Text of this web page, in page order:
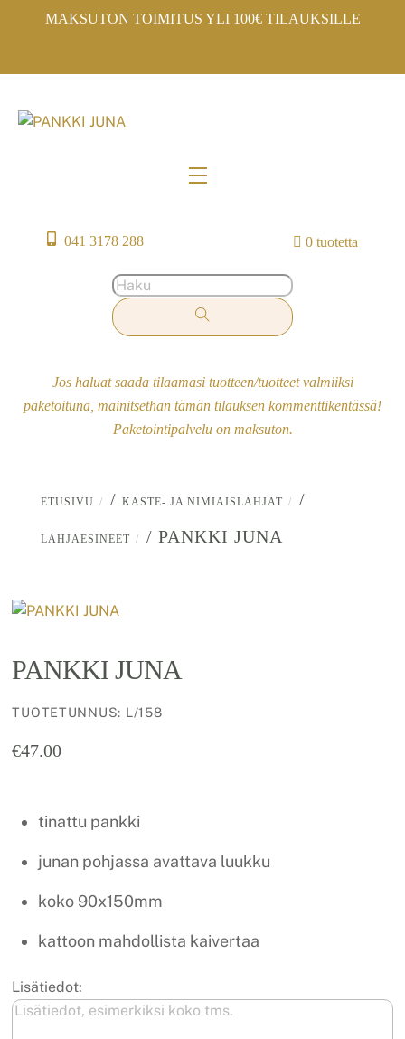
MAKSUTON TOIMITUS YLI 100€ TILAUKSILLE
Menu
041 3178 288 0 tuotetta
Jos haluat saada tilaamasi tuotteen/tuotteet valmiiksi
paketoituna, mainitsethan tämän tilauksen kommenttikentässä!
Paketointipalvelu on maksuton.
ETUSIVU / KASTE- JA NIMIÄISLAHJAT /
LAHJAESINEET / PANKKI JUNA
PANKKI JUNA
TUOTETUNNUS: L/158
€47.00
tinattu pankki
junan pohjassa avattava luukku
koko 90x150mm
kattoon mahdollista kaivertaa
Lisätiedot: